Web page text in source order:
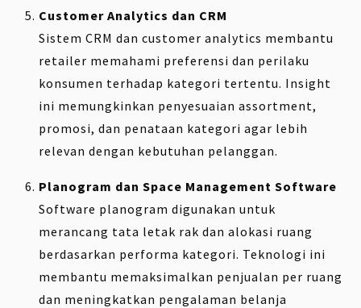
Customer Analytics dan CRM
Sistem CRM dan customer analytics membantu
retailer memahami preferensi dan perilaku
konsumen terhadap kategori tertentu. Insight
ini memungkinkan penyesuaian assortment,
promosi, dan penataan kategori agar lebih
relevan dengan kebutuhan pelanggan.
Planogram dan Space Management Software
Software planogram digunakan untuk
merancang tata letak rak dan alokasi ruang
berdasarkan performa kategori. Teknologi ini
membantu memaksimalkan penjualan per ruang
dan meningkatkan pengalaman belanja